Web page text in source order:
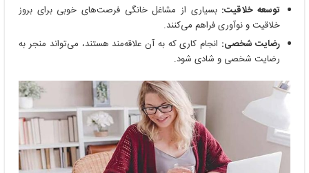
توسعه خلاقیت: بسیاری از مشاغل خانگی فرصت‌های خوبی برای بروز
خلاقیت و نوآوری فراهم می‌کنند.
رضایت شخصی: انجام کاری که به آن علاقه‌مند هستند، می‌تواند منجر به
رضایت شخصی و شادی شود.